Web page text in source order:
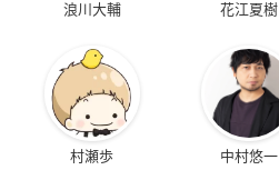
浪川大輔 花江夏樹
村瀬歩 中村悠一